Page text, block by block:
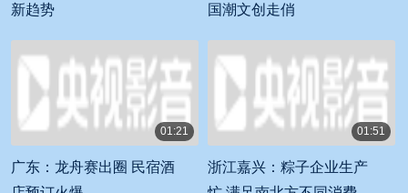
新趋势
国潮文创走俏
01:21
广东：龙舟赛出圈 民宿酒
01:51
浙江嘉兴：粽子企业生产